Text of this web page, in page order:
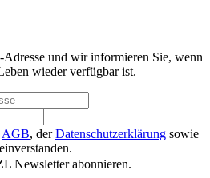
und wir informieren Sie, wenn
wieder verfügbar ist.
AGB, derDatenschutzerklärung sowie
einverstanden.
Newsletter abonnieren.